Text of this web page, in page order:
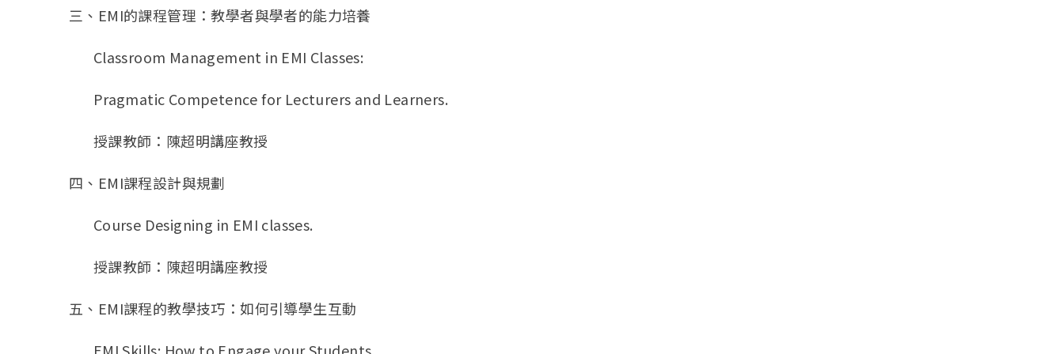
三、EMI的課程管理：教學者與學者的能力培養
Classroom Management in EMI Classes:
Pragmatic Competence for Lecturers and Learners.
授課教師：陳超明講座教授
四、EMI課程設計與規劃
Course Designing in EMI classes.
授課教師：陳超明講座教授
五、EMI課程的教學技巧：如何引導學生互動